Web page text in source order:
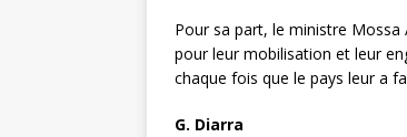
Pour sa part, le ministre Mossa
pour leur mobilisation et leur
chaque fois que le pays leur a
G. Diarra